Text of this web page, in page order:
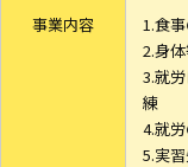
事業内容
1.食
2.身
3.就
練
4.就
5.実